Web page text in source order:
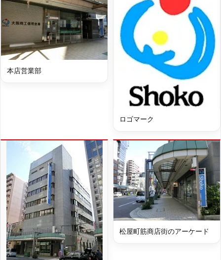
本店営業部
ロゴマーク
松屋町筋商店街のアーケード